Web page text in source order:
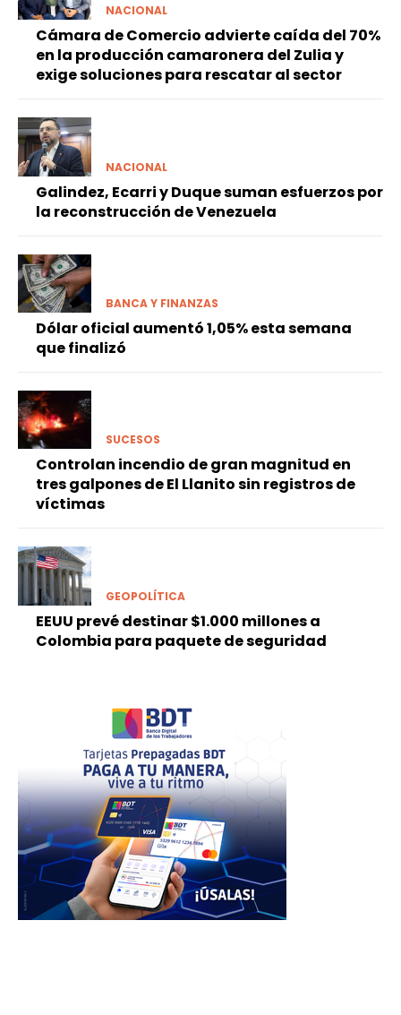
NACIONAL
Cámara de Comercio advierte caída del 70%
en la producción camaronera del Zulia y
exige soluciones para rescatar al sector
NACIONAL
Galindez, Ecarri y Duque suman esfuerzos por
la reconstrucción de Venezuela
BANCA Y FINANZAS
Dólar oficial aumentó 1,05% esta semana
que finalizó
SUCESOS
Controlan incendio de gran magnitud en
tres galpones de El Llanito sin registros de
víctimas
GEOPOLÍTICA
EEUU prevé destinar $1.000 millones a
Colombia para paquete de seguridad